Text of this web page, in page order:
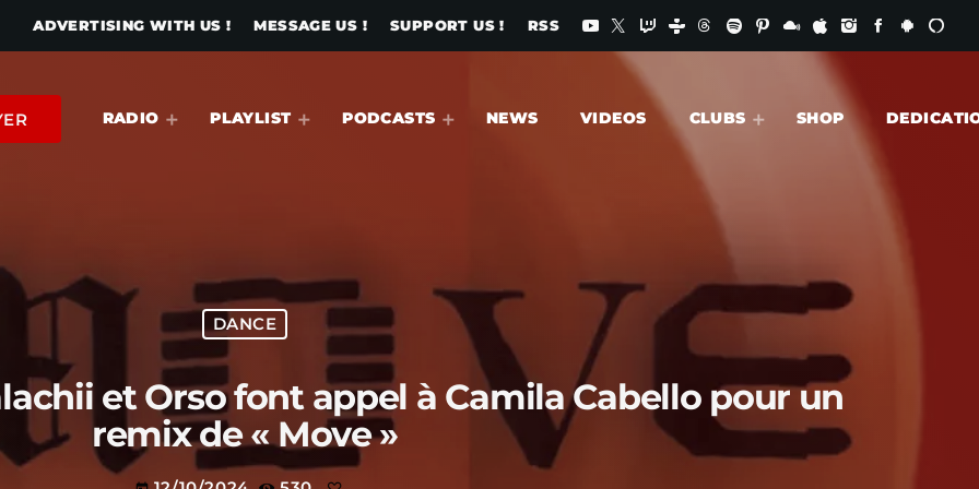
ADVERTISING WITH US ! MESSAGE US ! SUPPORT US ! RSS
RADIO PLAYLIST PODCASTS NEWS VIDEOS CLUBS SHOP
DANCE
et Orso font appel à Camila Cabello pour un
remix de « Move »